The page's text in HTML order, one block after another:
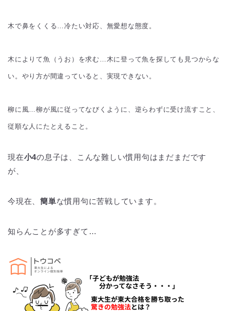
木で鼻をくくる…冷たい対応、無愛想な態度。
木によりて魚（うお）を求む…木に登って魚を探しても見つからな
い。やり方が間違っていると、実現できない。
柳に風…柳が風に従ってなびくように、逆らわずに受け流すこと、
従順な人にたとえること。
現在小4の息子は、こんな難しい慣用句はまだまだです
が、
今現在、簡単な慣用句に苦戦しています。
知らんことが多すぎて…